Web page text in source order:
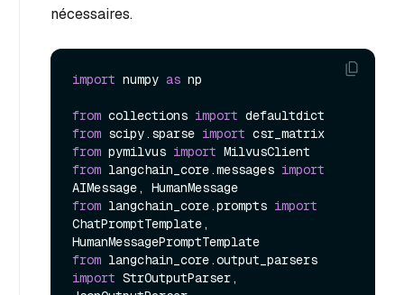
nécessaires.
import numpy as np
from collections import
from scipy.sparse import
from pymilvus import
from langchain_core.messages import
from langchain_core.prompts import
ChatPromptTemplate,
from
import StrOutputParser,